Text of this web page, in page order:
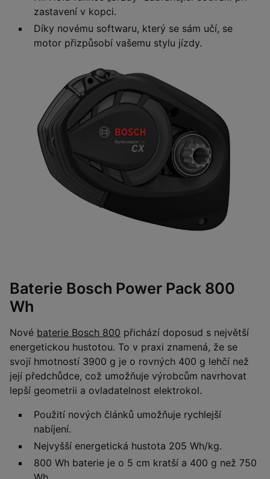
zastavení v kopci.
Díky novému softwaru, který se sám učí, se
motor přizpůsobí vašemu stylu jízdy.
Baterie Bosch Power Pack 800
Wh
Nové baterie Bosch 800 přichází doposud s největší
energetickou hustotou. To v praxi znamená, že se
svojí hmotností 3900 g je o rovných 400 g lehčí než
její předchůdce, což umožňuje výrobcům navrhovat
lepší geometrii a ovladatelnost elektrokol.
Použití nových článků umožňuje rychlejší
nabíjení.
Nejvyšší energetická hustota 205 Wh/kg.
800 Wh baterie je o 5 cm kratší a 400 g než 750